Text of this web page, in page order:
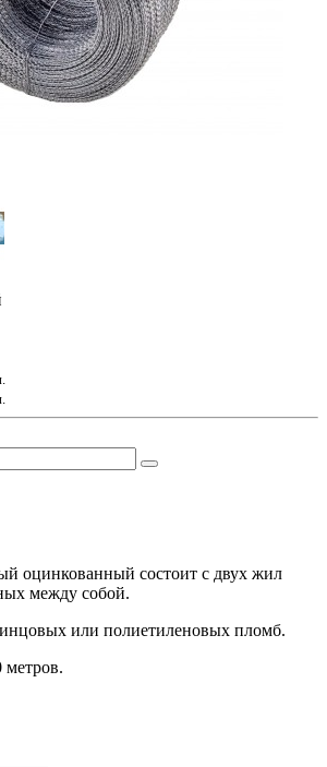
оцинкованный состоит с двух жил
между собой.
или полиетиленовых пломб.